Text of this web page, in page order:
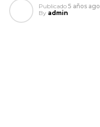
Publicado 5 años ago
By admin